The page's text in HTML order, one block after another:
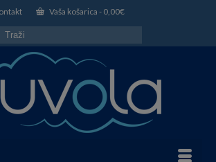
Vaša košarica - 0,00€